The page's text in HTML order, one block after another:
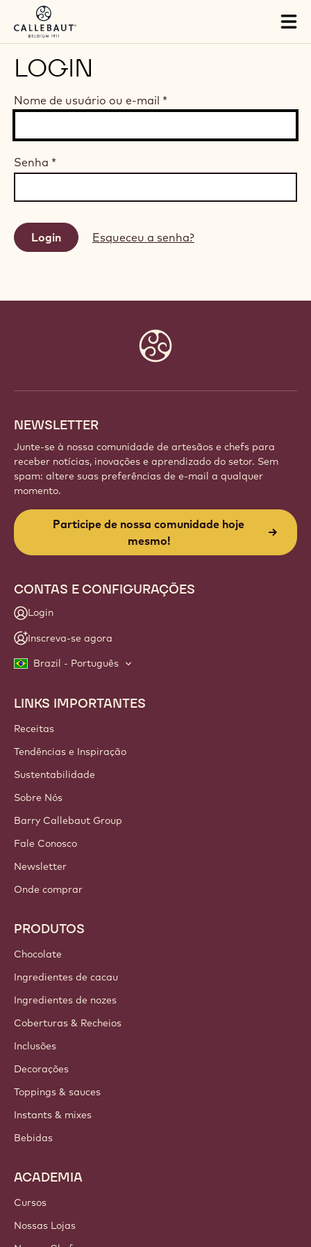
Skip to main content
LOGIN
Nome de usuário ou e-mail *
Senha *
Esqueceu a senha?
NEWSLETTER
Junte-se à nossa comunidade de artesãos e chefs para
receber notícias, inovações e aprendizado do setor. Sem
spam: altere suas preferências de e-mail a qualquer
momento.
Participe de nossa comunidade hoje
mesmo!
CONTAS E CONFIGURAÇÕES
Login
Inscreva-se agora
Brazil - Português
Footer
Callebaut
LINKS IMPORTANTES
Receitas
Tendências e Inspiração
Sustentabilidade
Sobre Nós
Barry Callebaut Group
Fale Conosco
Newsletter
Onde comprar
PRODUTOS
Chocolate
Ingredientes de cacau
Ingredientes de nozes
Coberturas & Recheios
Inclusões
Decorações
Toppings & sauces
Instants & mixes
Bebidas
ACADEMIA
Cursos
Nossas Lojas